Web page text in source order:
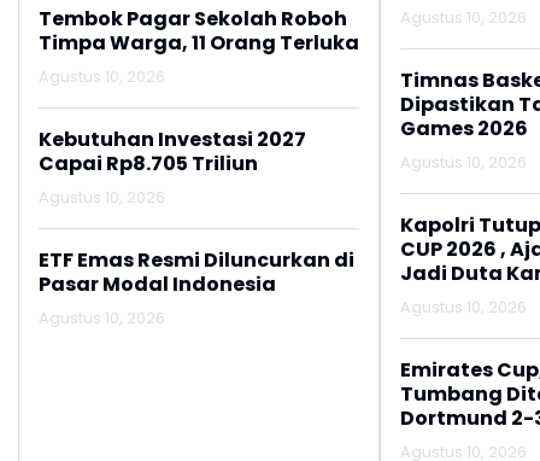
Tembok Pagar Sekolah Roboh
Timpa Warga, 11 Orang Terluka
Agustus 10, 2026
Kebutuhan Investasi 2027
Capai Rp8.705 Triliun
Agustus 10, 2026
ETF Emas Resmi Diluncurkan di
Pasar Modal Indonesia
Agustus 10, 2026
Agustus 10, 2026
Timnas
Dipastikan
Games 2026
Agustus 10, 2026
Kapolri
CUP 2026 ,
Jadi Duta
Aktif
110
Agustus 10, 2026
Emirates
Tumbang
Dortmund 2-
Agustus 10, 2026